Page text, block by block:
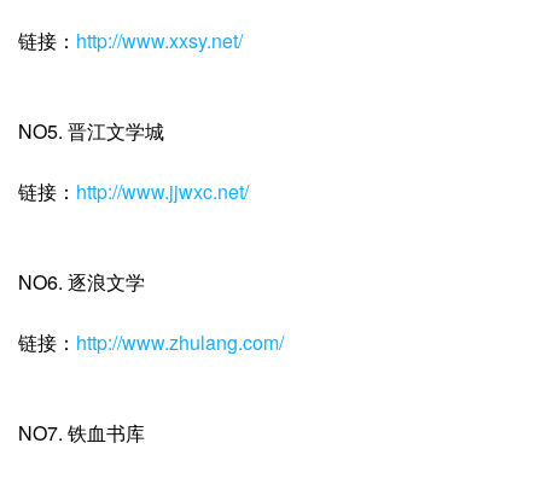
链接： http://www.xxsy.net/
NO5. 晋江文学城
链接： http://www.jjwxc.net/
NO6. 逐浪文学
链接： http://www.zhulang.com/
NO7. 铁血书库